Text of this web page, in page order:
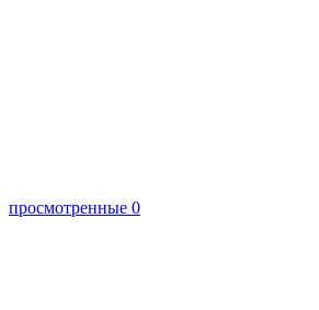
просмотренные 0